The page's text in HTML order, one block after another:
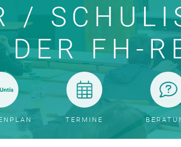
/
DER FH-
TERMINE